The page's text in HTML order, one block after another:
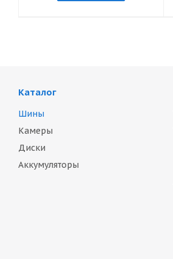
Каталог
Шины
Камеры
Диски
Аккумуляторы